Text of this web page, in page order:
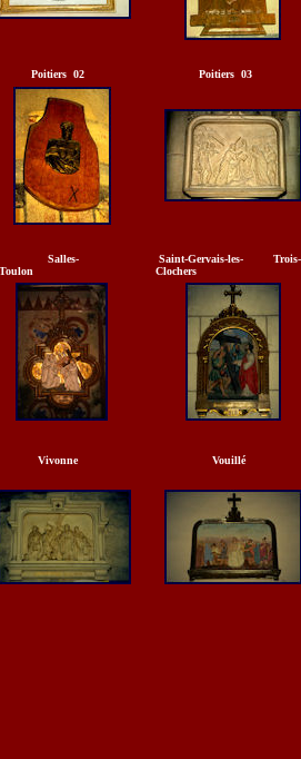
02 Poitiers 03
Salles-
Saint-Gervais-les- Trois-
Clochers
Vivonne Vouillé